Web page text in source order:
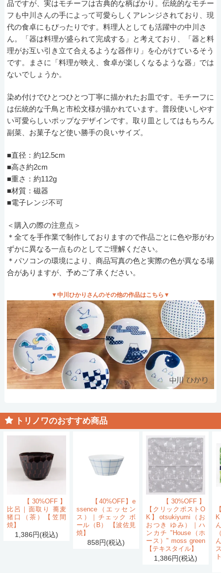
品ですが、実はモチーフは古典的な柄ばかり。伝統的なモチー
フも中川さんの手によって可愛らしくアレンジされており、現
代の食卓にもぴったりです。料理人としても活躍中の中川さ
ん。「器は料理が盛られて完成する」と考えており、「器と料
理がお互い引き立て合えるような器作り」を心がけているそう
です。まさに「料理が映え、食卓が楽しくなるような器」では
ないでしょうか。
染め付けでひとつひとつ丁寧に描かれたお皿です。モチーフに
は伝統的な千鳥と市松文様が描かれています。普段使いしやす
い可愛らしいポップなデザインです。取り皿としてはもちろん
副菜、お菓子など使い勝手の良いサイズ。
■直径：約12.5cm
■高さ約2cm
■重さ：約112g
■材質：磁器
■電子レンジ不可
＜購入の際の注意点＞
＊全てを手作業で制作しておりますので作品ごとに色や形がわ
ずかに異なる一点ものとしてご理解ください。
＊パソコンの環境により、商品写真の色と実際の色が異なる場
合がありますが、予めご了承ください。
▼中川ひかりさんのその他の作品はこちら▼
トリノワのおすすめ商品
【30%OFF】
比呂｜面取り 蕎麦
猪口（茶）【笠間
焼】
1,386円(税込)
【40%OFF】e
ssence（エッセン
ス）｜チェック ボ
ール（B） 【波佐見
焼】
858円(税込)
【30%OFF】
【クリックポストO
K】otsukiyumi（お
おつき ゆみ）｜ハ
ンカチ "House（ホ
ース）" moss green
【テキスタイル】
1,386円(税込)